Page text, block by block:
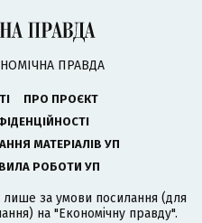
ПРАВДА
ПРО ПРОЄКТ
МАТЕРІАЛІВ УП
РОБОТИ УП
лише за умови посилання (для
на "Економічну правду".